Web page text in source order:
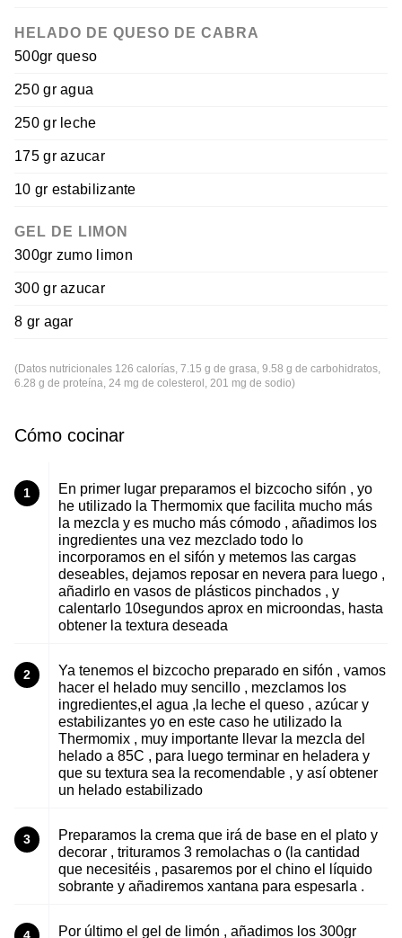
HELADO DE QUESO DE CABRA
500gr queso
250 gr agua
250 gr leche
175 gr azucar
10 gr estabilizante
GEL DE LIMON
300gr zumo limon
300 gr azucar
8 gr agar
(Datos nutricionales 126 calorías, 7.15 g de grasa, 9.58 g de carbohidratos,
6.28 g de proteína, 24 mg de colesterol, 201 mg de sodio)
Cómo cocinar
1
En primer lugar preparamos el bizcocho sifón , yo
he utilizado la Thermomix que facilita mucho más
la mezcla y es mucho más cómodo , añadimos los
ingredientes una vez mezclado todo lo
incorporamos en el sifón y metemos las cargas
deseables, dejamos reposar en nevera para luego ,
añadirlo en vasos de plásticos pinchados , y
calentarlo 10segundos aprox en microondas, hasta
obtener la textura deseada
2
Ya tenemos el bizcocho preparado en sifón , vamos
hacer el helado muy sencillo , mezclamos los
ingredientes,el agua ,la leche el queso , azúcar y
estabilizantes yo en este caso he utilizado la
Thermomix , muy importante llevar la mezcla del
helado a 85C , para luego terminar en heladera y
que su textura sea la recomendable , y así obtener
un helado estabilizado
3
Preparamos la crema que irá de base en el plato y
decorar , trituramos 3 remolachas o (la cantidad
que necesitéis , pasaremos por el chino el líquido
sobrante y añadiremos xantana para espesarla .
Por último el gel de limón , añadimos los 300gr